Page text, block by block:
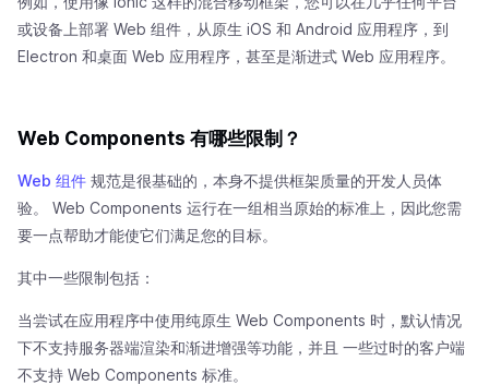
或设备上部署 Web 组件，从原生 iOS 和 Android 应用程序，到
Electron 和桌面 Web 应用程序，甚至是渐进式 Web 应用程序。
Web Components 有哪些限制？
Web 组件 规范是很基础的，本身不提供框架质量的开发人员体
验。 Web Components 运行在一组相当原始的标准上，因此您需
要一点帮助才能使它们满足您的目标。
其中一些限制包括：
当尝试在应用程序中使用纯原生 Web Components 时，默认情况
下不支持服务器端渲染和渐进增强等功能，并且 一些过时的客户端
不支持 Web Components 标准。